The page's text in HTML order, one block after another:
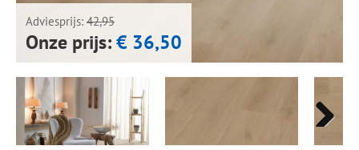
Adviesprijs: 42,95
Onze prijs:€ 36,50